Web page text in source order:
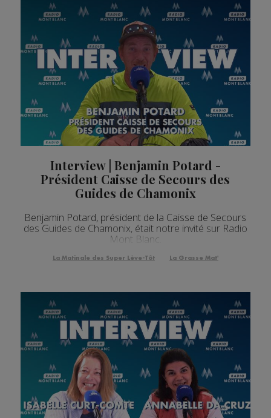
Interview | Benjamin Potard -
Président Caisse de Secours des
Guides de Chamonix
Benjamin Potard, président de la Caisse de Secours
des Guides de Chamonix, était notre invité sur Radio
Mont Blanc.
La Matinale des Super Lève-Tôt La Grasse Mat'